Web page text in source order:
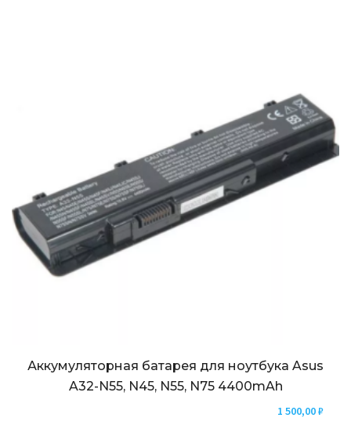
Аккумуляторная батарея для ноутбука Asus
A32-N55, N45, N55, N75 4400mAh
1 500,00₽